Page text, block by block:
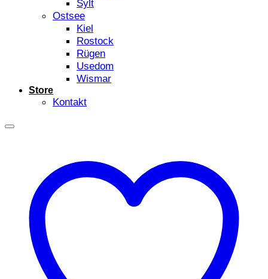
Sylt
Ostsee
Kiel
Rostock
Rügen
Usedom
Wismar
Store
Kontakt